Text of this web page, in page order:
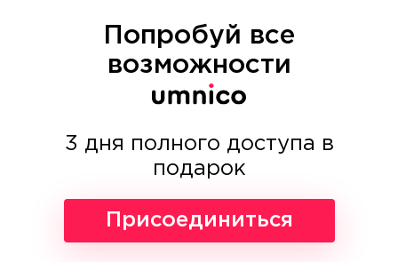
Попробуй все
возможности
3 дня полного доступа в
подарок
Присоединиться